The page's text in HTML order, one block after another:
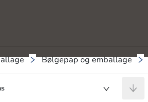
Bølgepap og emballage